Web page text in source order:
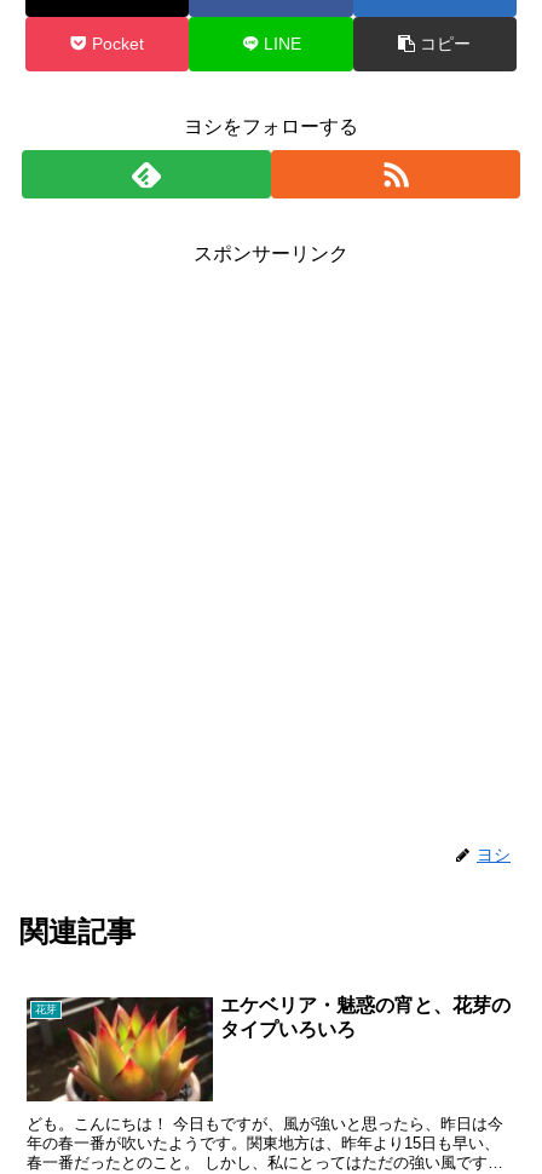
Pocket LINE コピー
ヨシをフォローする
スポンサーリンク
ヨシ
関連記事
花芽
エケベリア・魅惑の宵と、花芽の
タイプいろいろ
ども。こんにちは！ 今日もですが、風が強いと思ったら、昨日は今
年の春一番が吹いたようです。関東地方は、昨年より15日も早い、
春一番だったとのこと。 しかし、私にとってはただの強い風です